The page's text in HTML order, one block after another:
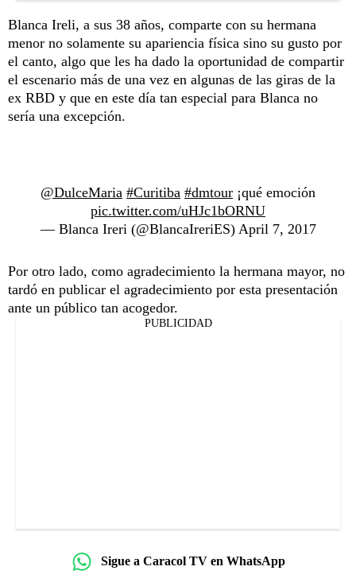
Blanca Ireli, a sus 38 años, comparte con su hermana
menor no solamente su apariencia física sino su gusto por
el canto, algo que les ha dado la oportunidad de compartir
el escenario más de una vez en algunas de las giras de la
ex RBD y que en este día tan especial para Blanca no
sería una excepción.
@DulceMaria #Curitiba #dmtour ¡qué emoción
pic.twitter.com/uHJc1bORNU
— Blanca Ireri (@BlancaIreriES) April 7, 2017
Por otro lado, como agradecimiento la hermana mayor, no
tardó en publicar el agradecimiento por esta presentación
ante un público tan acogedor.
PUBLICIDAD
Sigue a Caracol TV en WhatsApp